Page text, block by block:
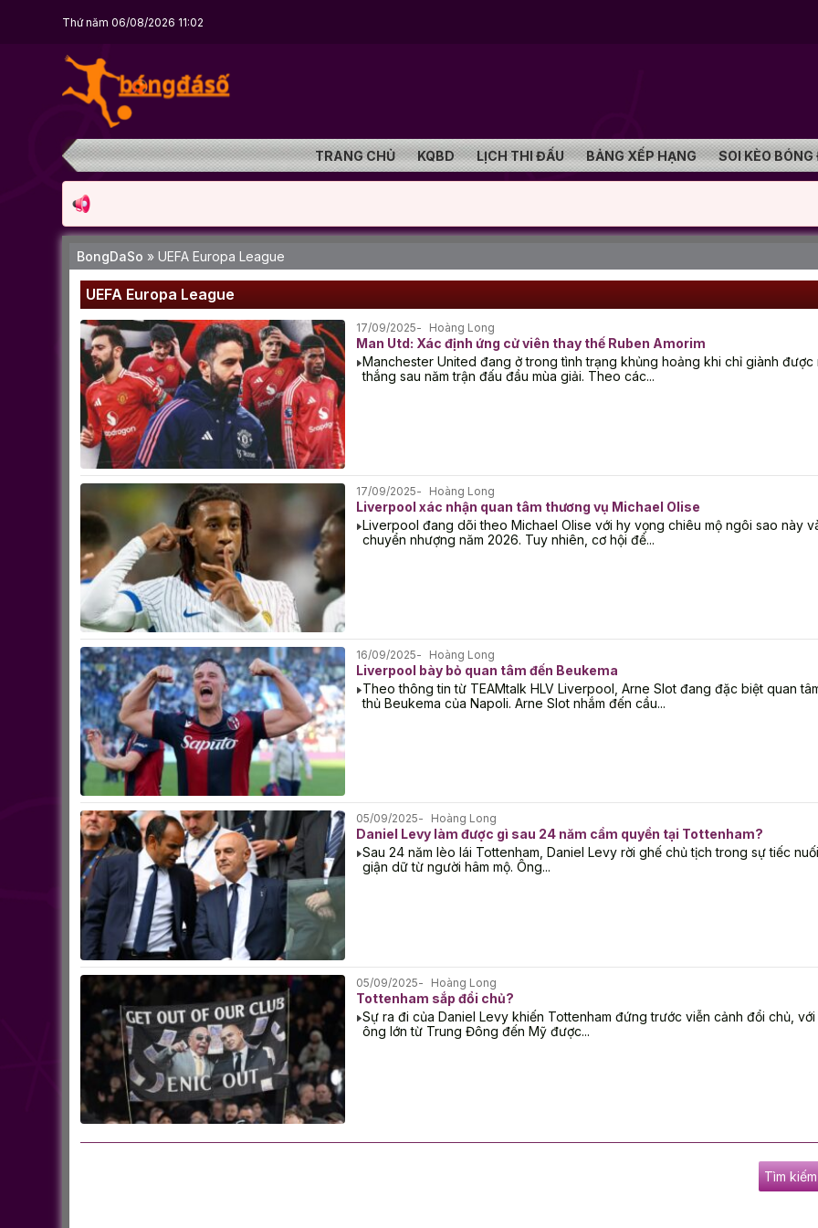
Thứ năm 06/08/2026 11:02
TRANG CHỦ KQBD LỊCH THI ĐẤU BẢNG XẾP HẠNG SOI KÈO
BongDaSo » UEFA Europa League
UEFA Europa League
17/09/2025 Hoàng Long
Man Utd: Xác định ứng cử viên thay thế Ruben Amorim
Manchester United đang ở trong tình trạng khủng hoảng khi chỉ giành được
thắng sau năm trận đấu đầu mùa giải. Theo các...
17/09/2025 Hoàng Long
Liverpool xác nhận quan tâm thương vụ Michael Olise
Liverpool đang dõi theo Michael Olise với hy vọng chiêu mộ ngôi sao này
chuyển nhượng năm 2026. Tuy nhiên, cơ hội để...
16/09/2025 Hoàng Long
Liverpool bày bỏ quan tâm đến Beukema
Theo thông tin từ TEAMtalk HLV Liverpool, Arne Slot đang đặc biệt quan
thủ Beukema của Napoli. Arne Slot nhắm đến cầu...
05/09/2025 Hoàng Long
Daniel Levy làm được gì sau 24 năm cầm quyền tại Tottenham?
Sau 24 năm lèo lái Tottenham, Daniel Levy rời ghế chủ tịch trong sự tiếc
giận dữ từ người hâm mộ. Ông...
05/09/2025 Hoàng Long
Tottenham sắp đổi chủ?
Sự ra đi của Daniel Levy khiến Tottenham đứng trước viễn cảnh đổi chủ,
ông lớn từ Trung Đông đến Mỹ được...
Tìm